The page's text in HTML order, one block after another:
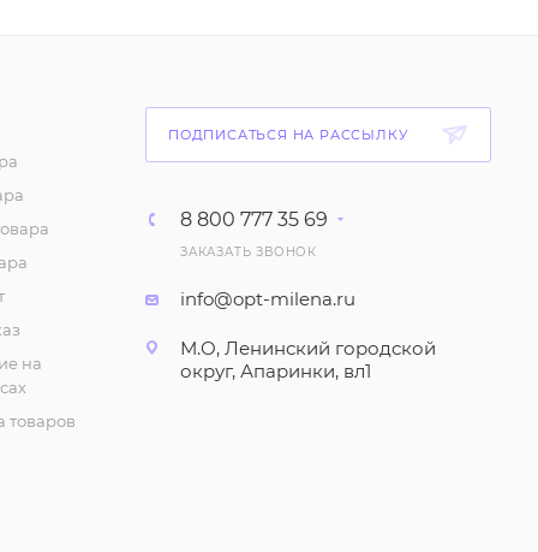
Майка с принтом для
девочки (6-10 лет)
девочки (1-4 года)
на
товаров
ПОДПИСАТЬСЯ НА РАССЫЛКУ
8 800 777 35 69
ЗАКАЗАТЬ ЗВОНОК
info@opt-milena.ru
М.О, Ленинский городской
округ, Апаринки, вл1